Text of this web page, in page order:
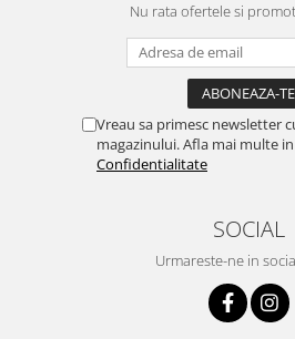
Nu rata ofertele si
Vreau sa primesc newsletter
magazinului. Afla mai multe in
Confidentialitate
SOCIAL
Urmareste-ne in